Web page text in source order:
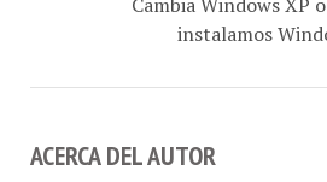
instalamos
ACERCA DEL AUTOR